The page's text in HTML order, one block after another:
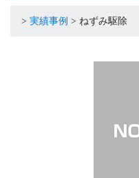
> 実績事例 > ねずみ駆除